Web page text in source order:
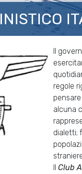
Il
regole
alcuna
dialetti;
Il Club